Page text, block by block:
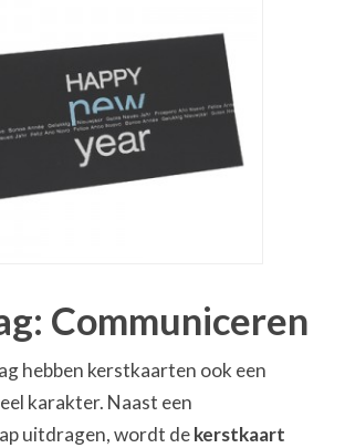
Communiceren
hebben kerstkaarten ook een
karakter. Naast een
uitdragen, wordt dekerstkaart